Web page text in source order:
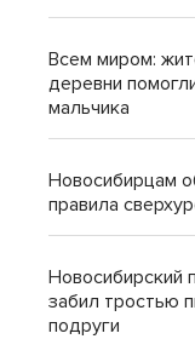
Всем миром:
деревни
мальчика
Новосибирцам
правила
Новосибирский
забил тростью
подруги